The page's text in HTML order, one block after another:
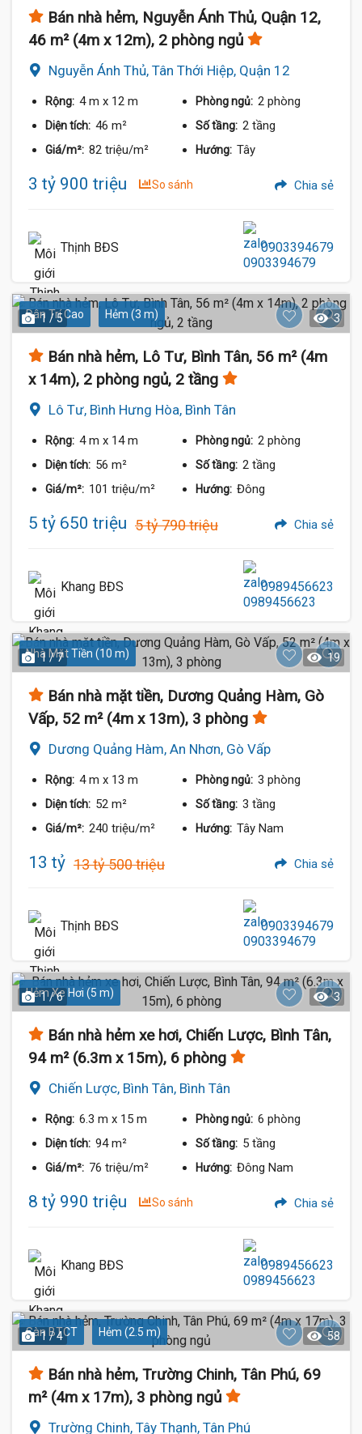
Bán nhà hẻm, Nguyễn Ánh Thủ, Quận 12,
46 m² (4m x 12m), 2 phòng ngủ
Nguyễn Ánh Thủ, Tân Thới Hiệp, Quận 12
Rộng: 4 m x 12 m Phòng ngủ: 2 phòng
Diện tích: 46 m² Số tầng: 2 tầng
Giá/m²: 82 triệu/m² Hướng: Tây
3 tỷ 900 triệu So sánh Chia sẻ
Thịnh BĐS 0903394679
Dân Trí Cao Hẻm (3 m)
1 / 5 3
Bán nhà hẻm, Lô Tư, Bình Tân, 56 m² (4m
x 14m), 2 phòng ngủ, 2 tầng
Lô Tư, Bình Hưng Hòa, Bình Tân
Rộng: 4 m x 14 m Phòng ngủ: 2 phòng
Diện tích: 56 m² Số tầng: 2 tầng
Giá/m²: 101 triệu/m² Hướng: Đông
5 tỷ 650 triệu 5 tỷ 790 triệu Chia sẻ
Khang BĐS 0989456623
Nhà Mặt Tiền (10 m)
1 / 7 19
Bán nhà mặt tiền, Dương Quảng Hàm, Gò
Vấp, 52 m² (4m x 13m), 3 phòng
Dương Quảng Hàm, An Nhơn, Gò Vấp
Rộng: 4 m x 13 m Phòng ngủ: 3 phòng
Diện tích: 52 m² Số tầng: 3 tầng
Giá/m²: 240 triệu/m² Hướng: Tây Nam
13 tỷ 13 tỷ 500 triệu Chia sẻ
Thịnh BĐS 0903394679
Hẻm Xe Hơi (5 m)
1 / 6 3
Bán nhà hẻm xe hơi, Chiến Lược, Bình Tân,
94 m² (6.3m x 15m), 6 phòng
Chiến Lược, Bình Tân, Bình Tân
Rộng: 6.3 m x 15 m Phòng ngủ: 6 phòng
Diện tích: 94 m² Số tầng: 5 tầng
Giá/m²: 76 triệu/m² Hướng: Đông Nam
8 tỷ 990 triệu So sánh Chia sẻ
Khang BĐS 0989456623
Sàn BTCT Hẻm (2.5 m)
1 / 4 58
Bán nhà hẻm, Trường Chinh, Tân Phú, 69
m² (4m x 17m), 3 phòng ngủ
Trường Chinh, Tây Thạnh, Tân Phú